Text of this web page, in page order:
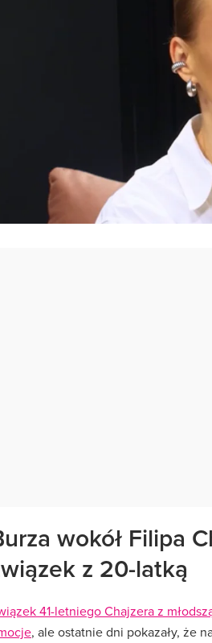
wokół Filipa
z 20-latką
41-letniego Chajzera z
, ale ostatnie dni pokazały, że